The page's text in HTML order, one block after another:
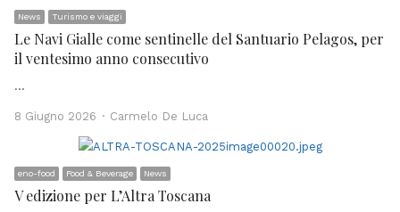
News Turismo e viaggi
Le Navi Gialle come sentinelle del Santuario Pelagos, per
il ventesimo anno consecutivo
…
8 Giugno 2026 Author
Carmelo De Luca
eno-food Food & Beverage News
V edizione per L’Altra Toscana